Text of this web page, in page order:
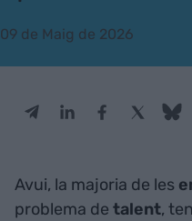
09 de Maig de 2026
Avui, la majoria de les
problema de talent,